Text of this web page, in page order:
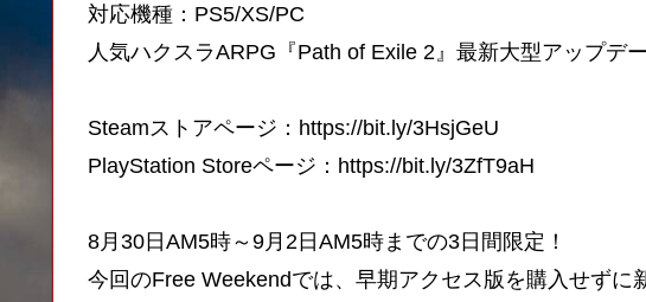
対応機種：PS5/XS/PC
人気ハクスラARPG『Path of Exile 2』最新大型アップデ
Steamストアページ：https://bit.ly/3HsjGeU
PlayStation Storeページ：https://bit.ly/3ZfT9aH
8月30日AM5時～9月2日AM5時までの3日間限定！
今回のFree Weekendでは、早期アクセス版を購入せずに